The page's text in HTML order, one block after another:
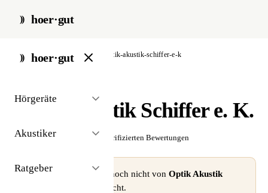
hoer·gut
hoer·gut
Hörgeräte
Akustiker
Ratgeber
start / akustiker / köln optik-akustik-schiffer-e-k
Optik Akustik Schiffer e. K.
☆☆☆☆☆ Noch keine verifizierten Bewertungen
⚠ Dieses Profil wurde noch nicht von Optik Akustik
beansprucht.